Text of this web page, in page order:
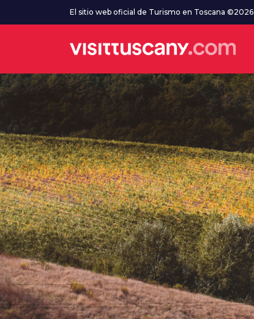
Ve al contenido principalEl sitio web oficial de Turismo en Toscana ©2026